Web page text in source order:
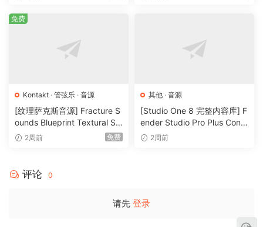
– 2 Filter Envelopes
– 7199 NCW files
– 16 GB RAM recommended
P2P
Kontakt · 管弦乐 · 音源
[纹理萨克斯音源] Fracture S
ounds Blueprint Textural Sa
x (Woodwind Experiments)
2周前 免费
免费
其他 · 音源
[Studio One 8 完整内容库] F
ender Studio Pro Plus Conte
nt 2026-R2R（166GB）
2周前
评论 0
请先 登录